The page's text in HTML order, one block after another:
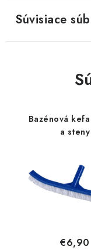
Súvisiace
Bazénová
a steny
€6,90